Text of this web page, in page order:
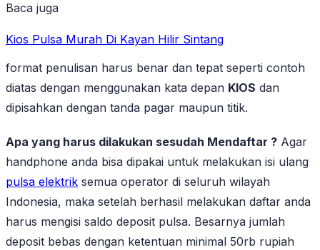
Baca juga
Kios Pulsa Murah Di Kayan Hilir Sintang
format penulisan harus benar dan tepat seperti contoh
diatas dengan menggunakan kata depan KIOS dan
dipisahkan dengan tanda pagar maupun titik.
Apa yang harus dilakukan sesudah Mendaftar ? Agar
handphone anda bisa dipakai untuk melakukan isi ulang
pulsa elektrik semua operator di seluruh wilayah
Indonesia, maka setelah berhasil melakukan daftar anda
harus mengisi saldo deposit pulsa. Besarnya jumlah
deposit bebas dengan ketentuan minimal 50rb rupiah